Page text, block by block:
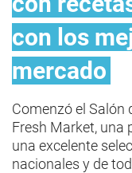
con los
mercado
Comenzó el Salón
Fresh Market, una
una excelente
nacionales y de